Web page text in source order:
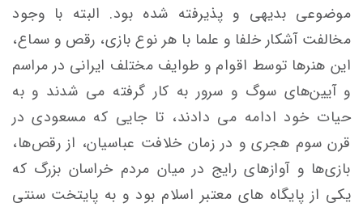
موضوعی بديهی و پذيرفته‌ شده بود. البته با وجود
مخالفت‌ آشكار خلفا و علما با هر نوع بازی، رقص و سماع،
اين هنرها توسط اقوام و طوايف‌ مختلف‌ ایرانی در مراسم‌
و آيين‌های سوگ و سرور به كار گرفته می شدند و به
حيات خود ادامه می دادند، تا جايی كه مسعودی‌ در
قرن سوم هجری و در زمان خلافت عباسيان، از رقص‌ها،
بازی‌ها و آوازهای رايج در ميان مردم خراسان بزرگ که
یکی از پايگاه های معتبر اسلام بود و به پايتخت سنتی